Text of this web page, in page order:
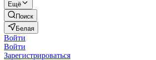
Ещё
Поиск
Белая
Войти
Войти
Зарегистрироваться